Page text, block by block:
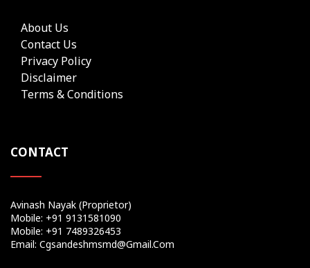
About Us
Contact Us
Privacy Policy
Disclaimer
Terms & Conditions
CONTACT
Avinash Nayak (Proprietor)
Mobile: +91 9131581090
Mobile: +91 7489326453
Email: Cgsandeshmsmd@gmail.com